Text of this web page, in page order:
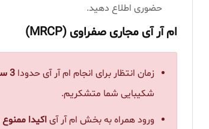
حضوری اطلاع دهید.
ام آر آی مجاری صفراوی (MRCP)
زمان انتظار برای انجام ام آر آی حدودا 3 ساعت
شکیبایی شما متشکریم.
ورود همراه به بخش ام آر آیاکیدا ممنوع